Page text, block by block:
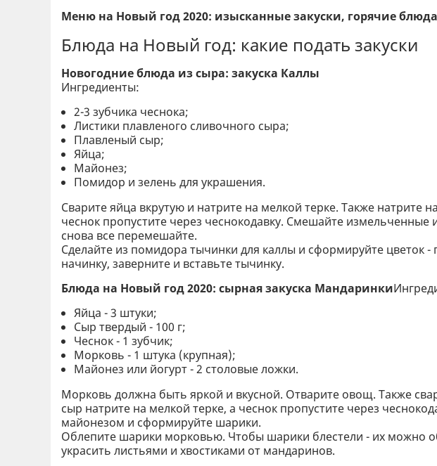
Меню на Новый год 2020: изысканные закуски, горячие
Блюда на Новый год: какие подать закуски
Новогодние блюда из сыра: закуска Каллы
Ингредиенты:
2-3 зубчика чеснока;
Листики плавленого сливочного сыра;
Плавленый сыр;
Яйца;
Майонез;
Помидор и зелень для украшения.
Сварите яйца вкрутую и натрите на мелкой терке. Также натрите
чеснок пропустите через чеснокодавку. Смешайте измельченные
снова все перемешайте.
Сделайте из помидора тычинки для каллы и сформируйте цветок
начинку, заверните и вставьте тычинку.
Блюда на Новый год 2020: сырная закуска Мандаринки
Яйца - 3 штуки;
Сыр твердый - 100 г;
Чеснок - 1 зубчик;
Морковь - 1 штука (крупная);
Майонез или йогурт - 2 столовые ложки.
Морковь должна быть яркой и вкусной. Отварите овощ. Также
сыр натрите на мелкой терке, а чеснок пропустите через
майонезом и сформируйте шарики.
Облепите шарики морковью. Чтобы шарики блестели - их можно
украсить листьями и хвостиками от мандаринов.